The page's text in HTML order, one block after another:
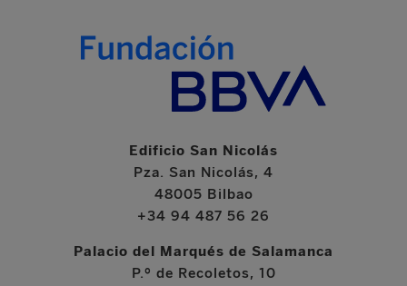
Edificio San Nicolás
Pza. San Nicolás, 4
48005 Bilbao
+34 94 487 56 26
Palacio del Marqués de Salamanca
P.º de Recoletos, 10